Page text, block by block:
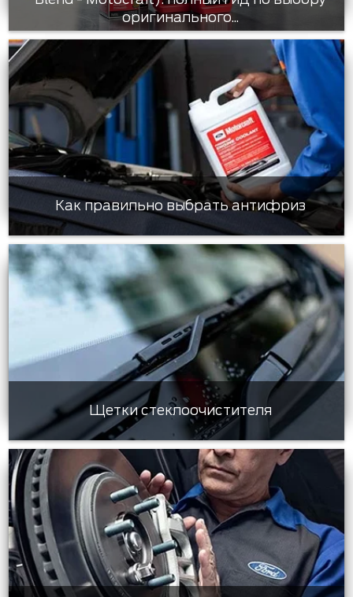
оригинального...
Как правильно выбрать антифриз
Щетки стеклоочистителя